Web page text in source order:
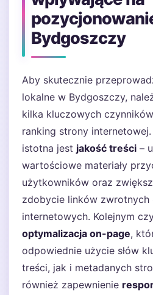
Bydgoszczy
Aby skutecznie
lokalne w Bydgoszczy,
kilka kluczowych
ranking strony
istotna jest jakość treści –
wartościowe materiały
użytkowników oraz
zdobycie linków zwrotnych
internetowych. Kolejnym
optymalizacja on-page,
odpowiednie użycie słów
treści, jak i metadanych
również zapewnienie